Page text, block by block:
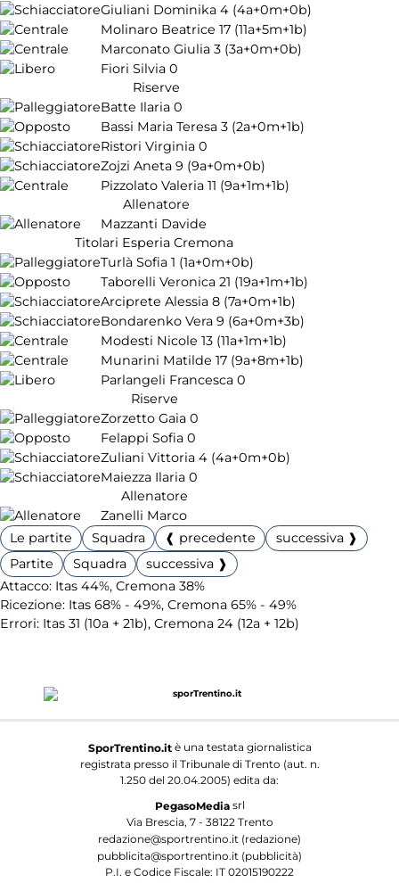
Giuliani Dominika 4 (4a+0m+0b)
Molinaro Beatrice 17 (11a+5m+1b)
Marconato Giulia 3 (3a+0m+0b)
Fiori Silvia 0
Riserve
Batte Ilaria 0
Bassi Maria Teresa 3 (2a+0m+1b)
Ristori Virginia 0
Zojzi Aneta 9 (9a+0m+0b)
Pizzolato Valeria 11 (9a+1m+1b)
Allenatore
Mazzanti Davide
Titolari Esperia Cremona
Turlà Sofia 1 (1a+0m+0b)
Taborelli Veronica 21 (19a+1m+1b)
Arciprete Alessia 8 (7a+0m+1b)
Bondarenko Vera 9 (6a+0m+3b)
Modesti Nicole 13 (11a+1m+1b)
Munarini Matilde 17 (9a+8m+1b)
Parlangeli Francesca 0
Riserve
Zorzetto Gaia 0
Felappi Sofia 0
Zuliani Vittoria 4 (4a+0m+0b)
Maiezza Ilaria 0
Allenatore
Zanelli Marco
Le partite
Squadra ❰ precedente
successiva ❱
Partite
Squadra
successiva ❱
Attacco: Itas 44%, Cremona 38%
Ricezione: Itas 68% - 49%, Cremona 65% - 49%
Errori: Itas 31 (10a + 21b), Cremona 24 (12a + 12b)
SporTrentino.itè una testata giornalistica
registrata presso il Tribunale di Trento (aut. n.
1.250 del 20.04.2005) edita da:
PegasoMediasrl
Via Brescia, 7 - 38122 Trento
redazione@sportrentino.it (redazione)
pubblicita@sportrentino.it (pubblicità)
P.I. e Codice Fiscale: IT 02015190222